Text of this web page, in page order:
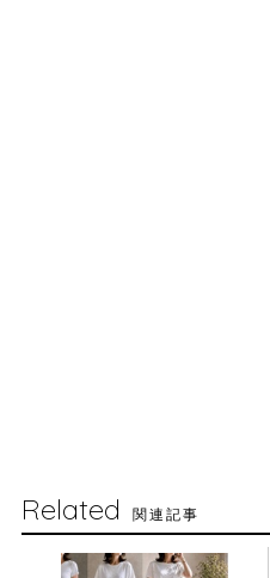
Related 関連記事